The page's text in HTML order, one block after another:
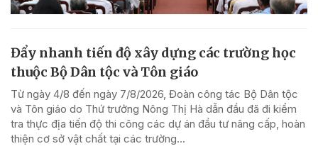
Đẩy nhanh tiến độ xây dựng các trường học
thuộc Bộ Dân tộc và Tôn giáo
Từ ngày 4/8 đến ngày 7/8/2026, Đoàn công tác Bộ Dân tộc
và Tôn giáo do Thứ trưởng Nông Thị Hà dẫn đầu đã đi kiểm
tra thực địa tiến độ thi công các dự án đầu tư nâng cấp, hoàn
thiện cơ sở vật chất tại các trường...